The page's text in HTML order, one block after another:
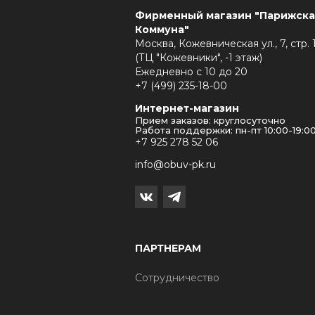
Фирменный магазин
Коммуна"
Москва, Кожевническая ул., 7, стр. 1
(ТЦ "Кожевники", -1 этаж)
Ежедневно с 10 до 20
+7 (499) 235-18-00
Интернет-магазин
Прием заказов: круглосуточно
Работа поддержки: пн-пт 10:00-19:00
+7 925 278 52 06
info@obuv-pk.ru
ПАРТНЕРАМ
Сотрудничество